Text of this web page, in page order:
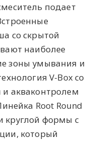
подает
со скрытой
наиболее
зоны умывания и
V-Box со
и акваконтролем
Root Round
круглой формы с
который